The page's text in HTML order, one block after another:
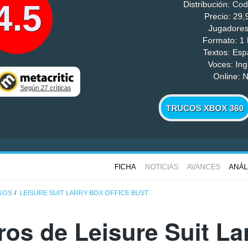
Según 27 críticas
Distribución:
Precio:
Formato: 1
Textos:
Voces:
Online:
TRUCOS XBOX 360
FICHA NOTICIAS AVANCES
LEISURE SUIT LARRY BOX OFFICE BUST
de Leisure Suit